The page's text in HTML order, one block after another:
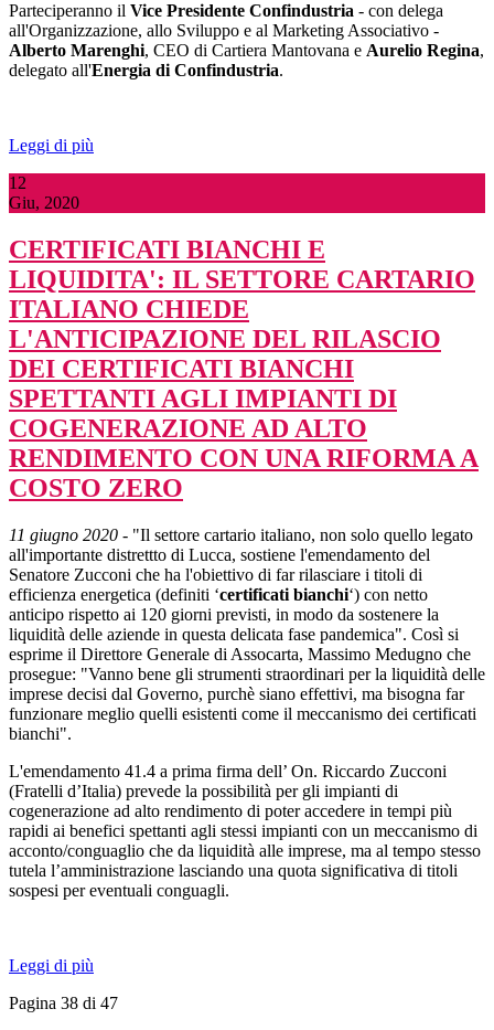
Parteciperanno il Vice Presidente Confindustria - con delega
all'Organizzazione, allo Sviluppo e al Marketing Associativo -
Alberto Marenghi, CEO di Cartiera Mantovana e Aurelio Regina,
delegato all'Energia di Confindustria.
Leggi di più
12
Giu, 2020
CERTIFICATI BIANCHI E
LIQUIDITA': IL SETTORE CARTARIO
ITALIANO CHIEDE
L'ANTICIPAZIONE DEL RILASCIO
DEI CERTIFICATI BIANCHI
SPETTANTI AGLI IMPIANTI DI
COGENERAZIONE AD ALTO
RENDIMENTO CON UNA RIFORMA A
COSTO ZERO
11 giugno 2020 - "Il settore cartario italiano, non solo quello legato
all'importante distrettto di Lucca, sostiene l'emendamento del
Senatore Zucconi che ha l'obiettivo di far rilasciare i titoli di
efficienza energetica (definiti ‘certificati bianchi‘) con netto
anticipo rispetto ai 120 giorni previsti, in modo da sostenere la
liquidità delle aziende in questa delicata fase pandemica". Così si
esprime il Direttore Generale di Assocarta, Massimo Medugno che
prosegue: "Vanno bene gli strumenti straordinari per la liquidità delle
imprese decisi dal Governo, purchè siano effettivi, ma bisogna far
funzionare meglio quelli esistenti come il meccanismo dei certificati
bianchi".
L'emendamento 41.4 a prima firma dell’ On. Riccardo Zucconi
(Fratelli d’Italia) prevede la possibilità per gli impianti di
cogenerazione ad alto rendimento di poter accedere in tempi più
rapidi ai benefici spettanti agli stessi impianti con un meccanismo di
acconto/conguaglio che da liquidità alle imprese, ma al tempo stesso
tutela l’amministrazione lasciando una quota significativa di titoli
sospesi per eventuali conguagli.
Leggi di più
Pagina 38 di 47